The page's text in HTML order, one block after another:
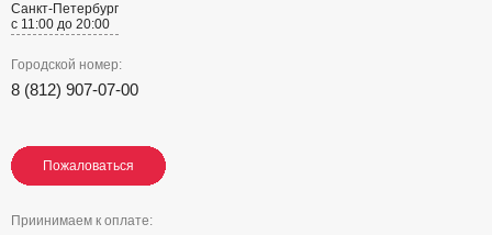
Санкт-Петербург
с 11:00 до 20:00
Городской номер:
8 (812) 907-07-00
Пожаловаться
Пожаловаться
Пожаловаться
Приинимаем к оплате: